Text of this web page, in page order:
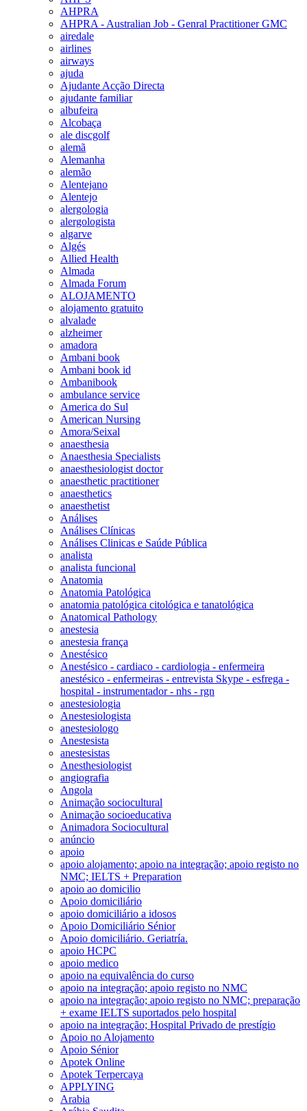
AHPRA
AHPRA - Australian Job - Genral Practitioner GMC
airedale
airlines
airways
ajuda
Ajudante Acção Directa
ajudante familiar
albufeira
Alcobaça
ale discgolf
alemã
Alemanha
alemão
Alentejano
Alentejo
alergologia
alergologista
algarve
Algés
Allied Health
Almada
Almada Forum
ALOJAMENTO
alojamento gratuito
alvalade
alzheimer
amadora
Ambani book
Ambani book id
Ambanibook
ambulance service
America do Sul
American Nursing
Amora/Seixal
anaesthesia
Anaesthesia Specialists
anaesthesiologist doctor
anaesthetic practitioner
anaesthetics
anaesthetist
Análises
Análises Clínicas
Análises Clinicas e Saúde Pública
analista
analista funcional
Anatomia
Anatomia Patológica
anatomia patológica citológica e tanatológica
Anatomical Pathology
anestesia
anestesia frança
Anestésico
Anestésico - cardiaco - cardiologia - enfermeira
anestésico - enfermeiras - entrevista Skype - esfrega -
hospital - instrumentador - nhs - rgn
anestesiologia
Anestesiologista
anestesiologo
Anestesista
anestesistas
Anesthesiologist
angiografia
Angola
Animação sociocultural
Animação socioeducativa
Animadora Sociocultural
anúncio
apoio
apoio alojamento; apoio na integração; apoio registo no
NMC; IELTS + Preparation
apoio ao domicilio
Apoio domiciliário
apoio domiciliário a idosos
Apoio Domiciliário Sénior
Apoio domiciliário. Geriatría.
apoio HCPC
apoio medico
apoio na equivalência do curso
apoio na integração; apoio registo no NMC
apoio na integração; apoio registo no NMC; preparação
+ exame IELTS suportados pelo hospital
apoio na integração; Hospital Privado de prestígio
Apoio no Alojamento
Apoio Sénior
Apotek Online
Apotek Terpercaya
APPLYING
Arabia